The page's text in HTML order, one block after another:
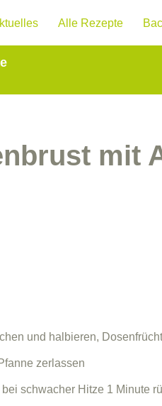
Alle Rezepte
mit
und halbieren,
zerlassen
schwacher Hitze 1 Minute